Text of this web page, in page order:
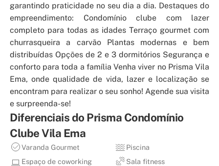
garantindo praticidade no seu dia a dia. Destaques do
empreendimento: Condomínio clube com lazer
completo para todas as idades Terraço gourmet com
churrasqueira a carvão Plantas modernas e bem
distribuídas Opções de 2 e 3 dormitórios Segurança e
conforto para toda a família Venha viver no Prisma Vila
Ema, onde qualidade de vida, lazer e localização se
encontram para realizar o seu sonho! Agende sua visita
e surpreenda-se!
Diferenciais do Prisma Condomínio
Clube Vila Ema
Varanda Gourmet
Piscina
Espaço de coworking
Sala fitness